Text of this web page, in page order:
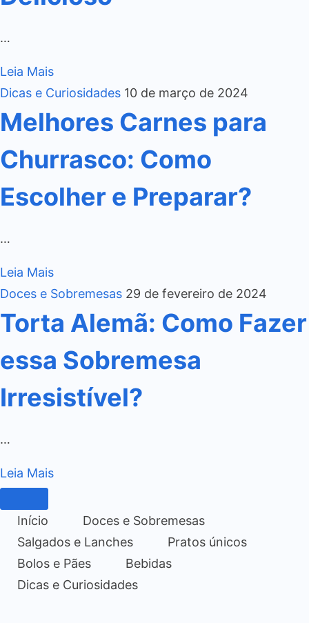
…
Leia Mais
Dicas e Curiosidades 10 de março de 2024
Melhores Carnes para
Churrasco: Como
Escolher e Preparar?
…
Leia Mais
Doces e Sobremesas 29 de fevereiro de 2024
Torta Alemã: Como Fazer
essa Sobremesa
Irresistível?
…
Leia Mais
Início
Doces e Sobremesas
Salgados e Lanches
Pratos únicos
Bolos e Pães
Bebidas
Dicas e Curiosidades